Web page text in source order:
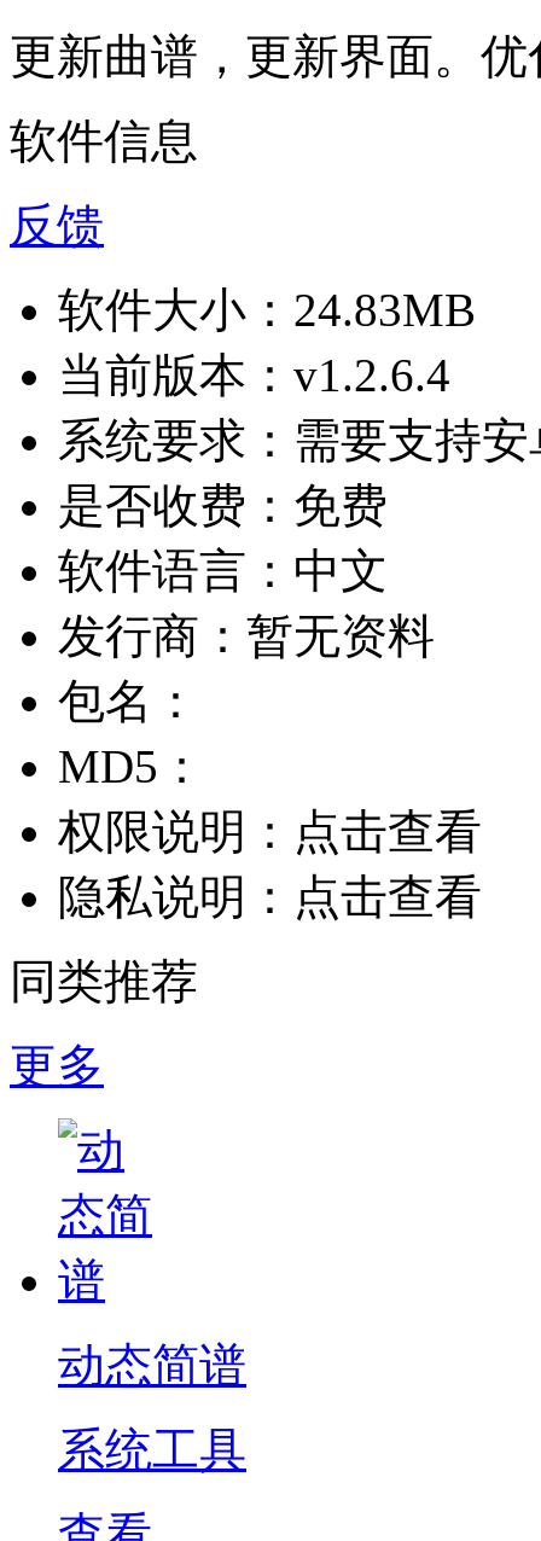
更新曲谱，更新界面。
软件信息
反馈
软件大小： 24.83MB
当前版本： v1.2.6.4
系统要求： 需要支持
是否收费： 免费
软件语言： 中文
发行商： 暂无资料
包名：
MD5：
权限说明： 点击查看
隐私说明： 点击查看
同类推荐
更多
动态简谱
系统工具